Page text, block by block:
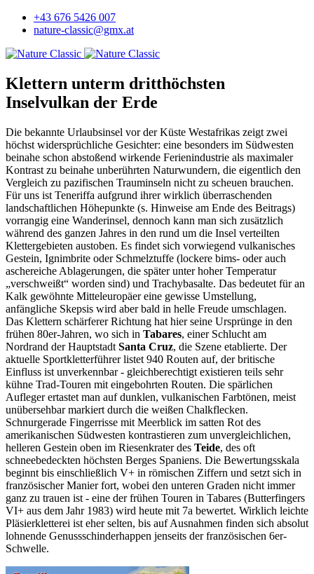
+43 676 5426 007
nature-classic@gmx.at
Klettern unterm dritthöchsten
Inselvulkan der Erde
Die bekannte Urlaubsinsel vor der Küste Westafrikas zeigt zwei
höchst widersprüchliche Gesichter: eine besonders im Südwesten
beinahe schon abstoßend wirkende Ferienindustrie als maximaler
Kontrast zu beinahe unberührten Naturwundern, die eigentlich den
Vergleich zu pazifischen Trauminseln nicht zu scheuen brauchen.
Für uns ist Teneriffa aufgrund ihrer wirklich überraschenden
landschaftlichen Höhepunkte (s. Hinweise am Ende des Beitrags)
vorrangig eine Wanderinsel, dennoch kann man sich zusätzlich
während des ganzen Jahres in den rund um die Insel verteilten
Klettergebieten austoben. Es findet sich vorwiegend vulkanisches
Gestein, Ignimbrite oder Schmelztuffe (lockere bims- oder auch
aschereiche Ablagerungen, die später unter hoher Temperatur
„verschweißt“ worden sind) und Trachybasalte. Das bedeutet für an
Kalk gewöhnte Mitteleuropäer eine gewisse Umstellung,
anfängliche Skepsis wird aber bald in helle Freude umschlagen.
Das Klettern schärferer Richtung hat hier seine Ursprünge in den
frühen 80er-Jahren, wo sich in Tabares, einer Schlucht am
Nordrand der Hauptstadt Santa Cruz, die Szene etablierte. Der
aktuelle Sportkletterführer listet 940 Routen auf, der britische
Einfluss ist unverkennbar - gleichberechtigt existieren teils sehr
kühne Trad-Touren mit eingebohrten Routen. Die spärlichen
Aufleger ertastet man auf dunklen, vulkanischen Farbtönen, meist
unübersehbar markiert durch die weißen Chalkflecken.
Schnurgerade Fingerrisse mit Meerblick im satten Rot des
amerikanischen Südwesten kontrastieren zum unvergleichlichen,
helleren Gestein oben im Riesenkrater des Teide, des oft
schneebedeckten höchsten Berges Spaniens. Die Bewertungsskala
beginnt bis einschließlich V+ in römischen Ziffern und setzt sich in
französischer Manier fort, wobei den unteren Graden nicht immer
ganz zu trauen ist - eine der frühen Touren in Tabares (Butterfingers
VI+ aus dem Jahr 1983) wird heute mit 7a bewertet. Wirklich leichte
Pläsierkletterei ist eher selten, bis auf Ausnahmen finden sich absolut
lohnende Genussschinderhappen jenseits der französischen 6er-
Schwelle.